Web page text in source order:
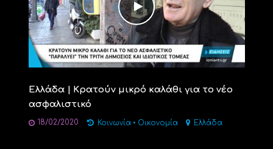
Ελλάδα | Κρατούν μικρό καλάθι για το νέο
ασφαλιστικό
18/02/2020 Κοινωνία • Οικονομία Ελλάδα